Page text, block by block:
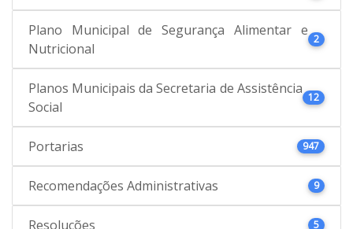
Plano Municipal de Segurança Alimentar e
Nutricional
2
Planos Municipais da Secretaria de Assistência
Social
12
Portarias 947
Recomendações Administrativas 9
Resoluções 5